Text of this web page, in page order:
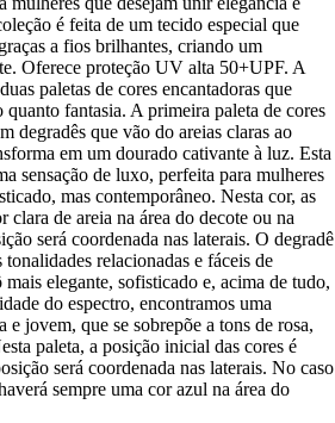
é feita de um tecido especial que
a fios brilhantes, criando um
Oferece proteção UV alta 50+UPF. A
paletas de cores encantadoras que
quanto fantasia. A primeira paleta de cores
degradês que vão do areias claras ao
em um dourado cativante à luz. Esta
sensação de luxo, perfeita para mulheres
mas contemporâneo. Nesta cor, as
clara de areia na área do decote ou na
será coordenada nas laterais. O degradê
relacionadas e fáceis de
elegante, sofisticado e, acima de tudo,
do espectro, encontramos uma
e jovem, que se sobrepõe a tons de rosa,
paleta, a posição inicial das cores é
será coordenada nas laterais. No caso
sempre uma cor azul na área do